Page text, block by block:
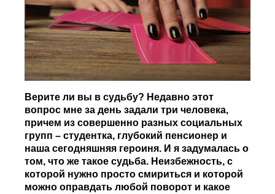
Верите ли вы в судьбу? Недавно этот
вопрос мне за день задали три человека,
причем из совершенно разных социальных
групп – студентка, глубокий пенсионер и
наша сегодняшняя героиня. И я задумалась о
том, что же такое судьба. Неизбежность, с
которой нужно просто смириться и которой
можно оправдать любой поворот и какое